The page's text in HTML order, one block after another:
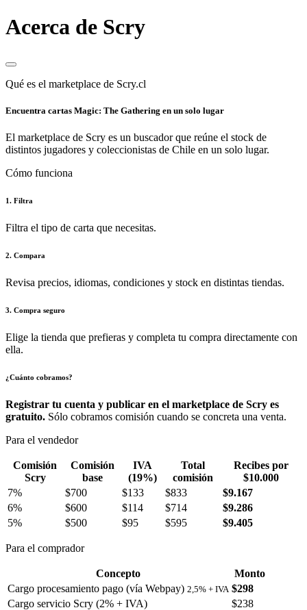
Acerca de Scry
Qué es el marketplace de Scry.cl
Encuentra cartas Magic: The Gathering en un solo lugar
El marketplace de Scry es un buscador que reúne el stock de
distintos jugadores y coleccionistas de Chile en un solo lugar.
Cómo funciona
1. Filtra
Filtra el tipo de carta que necesitas.
2. Compara
Revisa precios, idiomas, condiciones y stock en distintas tiendas.
3. Compra seguro
Elige la tienda que prefieras y completa tu compra directamente con
ella.
¿Cuánto cobramos?
Registrar tu cuenta y publicar en el marketplace de Scry es
gratuito. Sólo cobramos comisión cuando se concreta una venta.
Para el vendedor
Comisión
Scry
Comisión
base
IVA
(19%)
Total
comisión
Recibes por
$10.000
7%
$700 $133 $833
$9.167
6%
$600 $114 $714
$9.286
5%
$500 $95 $595 $9.405
Para el comprador
Concepto
Monto
Cargo procesamiento pago (vía Webpay) 2,5% + IVA $298
Cargo servicio Scry (2% + IVA)
$238